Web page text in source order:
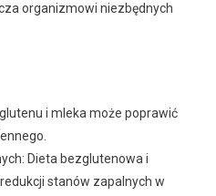
organizmowi niezbędnych
i mleka może poprawić
Dieta bezglutenowa i
stanów zapalnych w